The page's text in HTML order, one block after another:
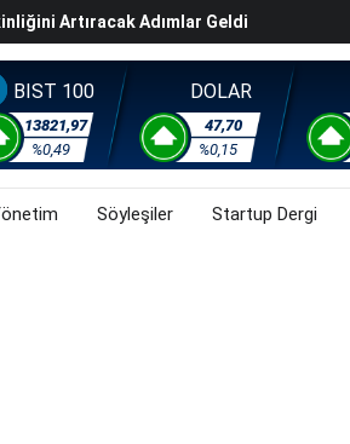
Artıracak Adımlar Geldi
Milyar Liralık Sukuk Ihraç Etti
Açıklanacak Tarım Dışı Istihdam
Yapılanmasına Geçti
BIST 100
13821,97
%0,49
DOLAR
47,70
%0,15
Söyleşiler Startup Dergi